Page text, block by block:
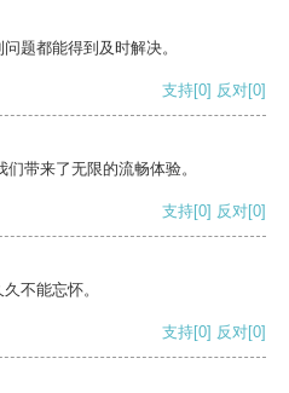
题都能得到及时解决。
支持[0] 反对[0]
带来了无限的流畅体验。
支持[0] 反对[0]
不能忘怀。
支持[0] 反对[0]